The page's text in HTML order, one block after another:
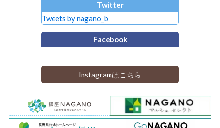
Twitter
Tweets by nagano_b
Facebook
Instagramはこちら